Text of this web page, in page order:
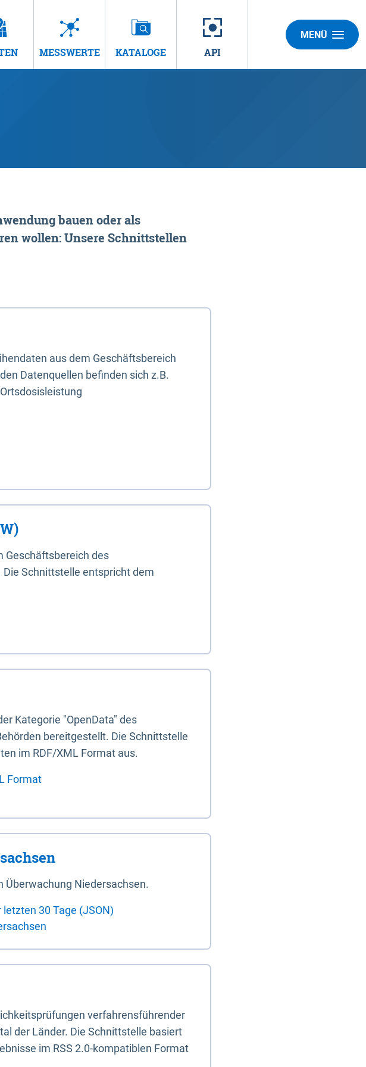
MESSWERTE KATALOGE API
MENÜ
bauen oder als
wollen: Unsere Schnittstellen
aus dem Geschäftsbereich
Datenquellen befinden sich z.B.
Geschäftsbereich des
Schnittstelle entspricht dem
Kategorie "OpenData" des
bereitgestellt. Die Schnittstelle
im RDF/XML Format aus.
Format
Niedersachsen.
30 Tage (JSON)
verfahrensführender
der Länder. Die Schnittstelle basiert
im RSS 2.0-kompatiblen Format